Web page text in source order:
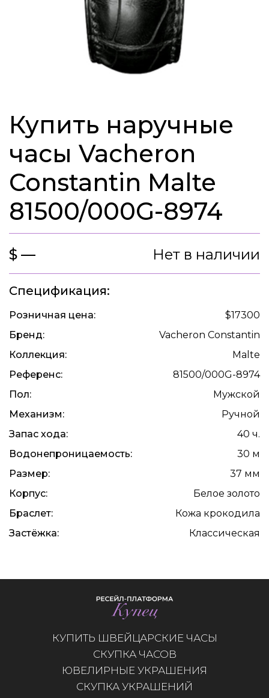
Купить наручные
часы Vacheron
Constantin Malte
81500/000G-8974
$ — Нет в наличии
Спецификация:
Розничная цена:
$17300
Бренд:
Vacheron Constantin
Коллекция:
Malte
Референс:
81500/000G-8974
Пол:
Мужской
Механизм:
Ручной
Запас хода:
40 ч.
Водонепроницаемость:
30 м
Размер:
37 мм
Корпус:
Белое золото
Браслет:
Кожа крокодила
Застёжка:
Классическая
КУПИТЬ ШВЕЙЦАРСКИЕ ЧАСЫ
СКУПКА ЧАСОВ
ЮВЕЛИРНЫЕ УКРАШЕНИЯ
СКУПКА УКРАШЕНИЙ